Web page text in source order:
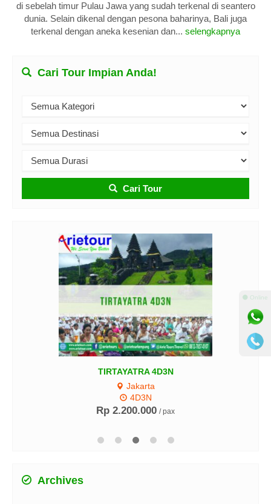
di sebelah timur Pulau Jawa yang sudah terkenal di seantero
dunia. Selain dikenal dengan pesona baharinya, Bali juga
terkenal dengan aneka kesenian dan... selengkapnya
Cari Tour Impian Anda!
Cari Tour
TIRTAYATRA 4D3N
Jakarta
4D3N
Rp 2.200.000 / pax
Archives
⚫ Online